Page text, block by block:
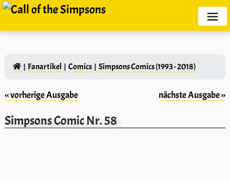
Fanartikel Comics Simpsons Comics (1993 - 2018)
‹‹ vorherige Ausgabe nächste Ausgabe ››
Simpsons Comic Nr. 58